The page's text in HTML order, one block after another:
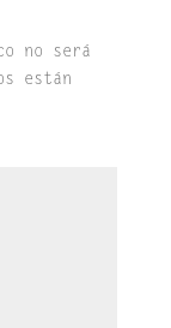
no será
están